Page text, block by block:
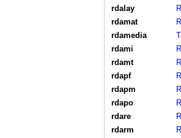
rdalay
rdamat
rdamedia
rdami
rdamt
rdapf
rdapm
rdapo
rdare
rdarm